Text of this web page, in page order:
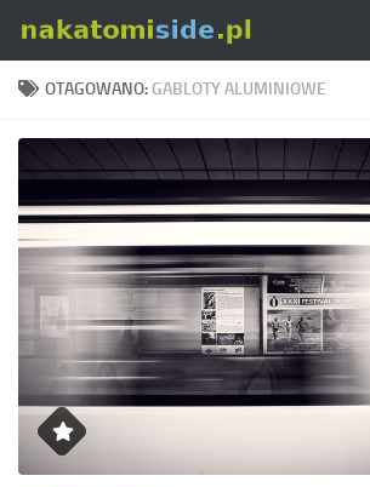
Skip to content
OTAGOWANO: GABLOTY ALUMINIOWE